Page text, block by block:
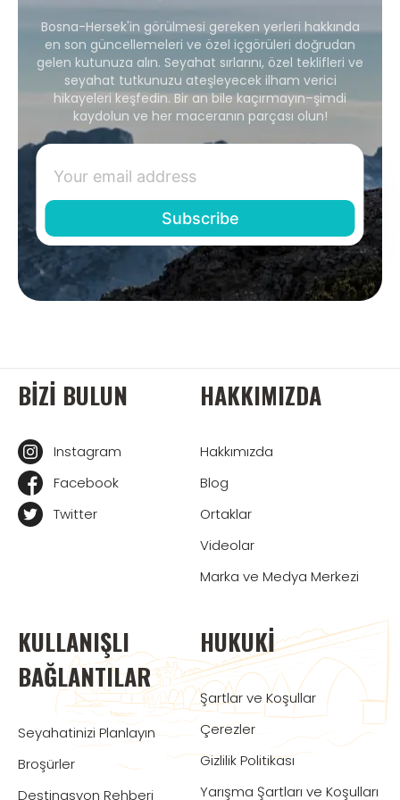
Bosna-Hersek'in görülmesi gereken yerleri hakkında
en son güncellemeleri ve özel içgörüleri doğrudan
gelen kutunuza alın. Seyahat sırlarını, özel teklifleri ve
seyahat tutkunuzu ateşleyecek ilham verici
hikayeleri keşfedin. Bir an bile kaçırmayın–şimdi
kaydolun ve her maceranın parçası olun!
BIZI BULUN
Instagram
Facebook
Twitter
HAKKIMIZDA
Hakkımızda
Blog
Ortaklar
Videolar
Marka ve Medya Merkezi
KULLANIŞLI
BAĞLANTILAR
Seyahatinizi Planlayın
Broşürler
Destinasyon Rehberi
HUKUKI
Şartlar ve Koşullar
Çerezler
Gizlilik Politikası
Yarışma Şartları ve Koşulları